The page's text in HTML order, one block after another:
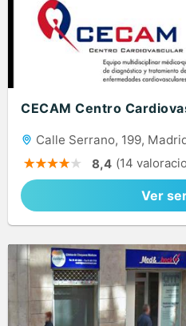
CECAM Centro
Calle Serrano, 199,
8,4 (14
Ver